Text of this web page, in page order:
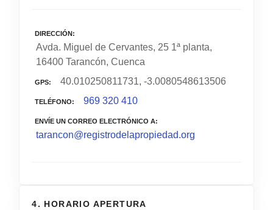
DIRECCIÓN
Avda. Miguel de Cervantes, 25 1ª planta,
16400 Tarancón, Cuenca
GPS 40.010250811731, -3.0080548613506
TELÉFONO 969 320 410
ENVÍE UN CORREO ELECTRÓNICO A
tarancon@registrodelapropiedad.org
4. HORARIO APERTURA